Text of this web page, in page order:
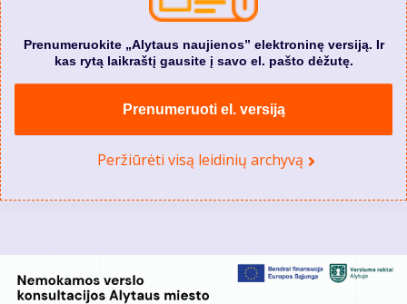
Prenumeruokite „Alytaus naujienos” elektroninę versiją. Ir
kas rytą laikraštį gausite į savo el. pašto dėžutę.
Prenumeruoti el. versiją
Peržiūrėti visą leidinių archyvą